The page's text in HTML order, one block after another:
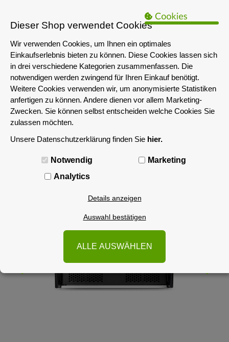
Das servershop-bayern.de Angebot richtet sich nur an
Unternehmen i.S.d. § 14 BGB sowie die öffentliche Hand. Ein Verkauf
an Privatpersonen ist nicht möglich.
MENÜ
Dieser Shop verwendet Cookies
Wir verwenden Cookies, um Ihnen ein optimales
Einkaufserlebnis bieten zu können. Diese Cookies lassen sich
in drei verschiedene Kategorien zusammenfassen. Die
notwendigen werden zwingend für Ihren Einkauf benötigt.
Weitere Cookies verwenden wir, um anonymisierte Statistiken
anfertigen zu können. Andere dienen vor allem Marketing-
Zwecken. Sie können selbst entscheiden welche Cookies Sie
zulassen möchten.
Unsere Datenschutzerklärung finden Sie hier.
Notwendig
Marketing
Analytics
Details anzeigen
Auswahl bestätigen
ALLE AUSWÄHLEN